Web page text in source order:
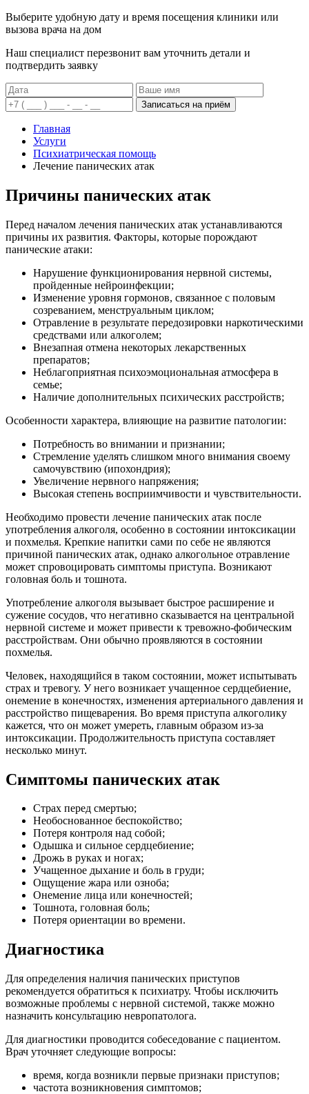
Выберите удобную дату и время посещения клиники или
вызова врача на дом
Наш специалист перезвонит вам уточнить детали и
подтвердить заявку
Записаться на приём
Главная
Услуги
Психиатрическая помощь
Лечение панических атак
Причины панических атак
Перед началом лечения панических атак устанавливаются
причины их развития. Факторы, которые порождают
панические атаки:
Нарушение функционирования нервной системы,
пройденные нейроинфекции;
Изменение уровня гормонов, связанное с половым
созреванием, менструальным циклом;
Отравление в результате передозировки наркотическими
средствами или алкоголем;
Внезапная отмена некоторых лекарственных
препаратов;
Неблагоприятная психоэмоциональная атмосфера в
семье;
Наличие дополнительных психических расстройств;
Особенности характера, влияющие на развитие патологии:
Потребность во внимании и признании;
Стремление уделять слишком много внимания своему
самочувствию (ипохондрия);
Увеличение нервного напряжения;
Высокая степень восприимчивости и чувствительности.
Необходимо провести лечение панических атак после
употребления алкоголя, особенно в состоянии интоксикации
и похмелья. Крепкие напитки сами по себе не являются
причиной панических атак, однако алкогольное отравление
может спровоцировать симптомы приступа. Возникают
головная боль и тошнота.
Употребление алкоголя вызывает быстрое расширение и
сужение сосудов, что негативно сказывается на центральной
нервной системе и может привести к тревожно-фобическим
расстройствам. Они обычно проявляются в состоянии
похмелья.
Человек, находящийся в таком состоянии, может испытывать
страх и тревогу. У него возникает учащенное сердцебиение,
онемение в конечностях, изменения артериального давления и
расстройство пищеварения. Во время приступа алкоголику
кажется, что он может умереть, главным образом из-за
интоксикации. Продолжительность приступа составляет
несколько минут.
Симптомы панических атак
Cтрах перед смертью;
Необоснованное беспокойство;
Потеря контроля над собой;
Одышка и сильное сердцебиение;
Дрожь в руках и ногах;
Учащенное дыхание и боль в груди;
Ощущение жара или озноба;
Онемение лица или конечностей;
Тошнота, головная боль;
Потеря ориентации во времени.
Диагностика
Для определения наличия панических приступов
рекомендуется обратиться к психиатру. Чтобы исключить
возможные проблемы с нервной системой, также можно
назначить консультацию невропатолога.
Для диагностики проводится собеседование с пациентом.
Врач уточняет следующие вопросы:
время, когда возникли первые признаки приступов;
частота возникновения симптомов;